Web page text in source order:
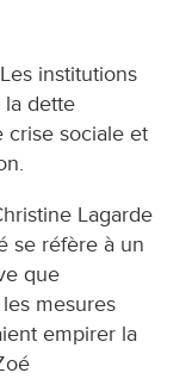
institutions
dette
crise sociale et
Lagarde
se réfère à un
que
mesures
empirer la